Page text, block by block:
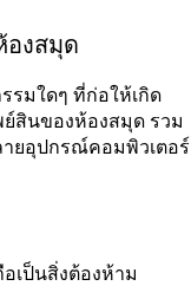
องสมุด
รมใดๆ ที่ก่อให้เกิด
สินของห้องสมุด รวม
ยอุปกรณ์คอมพิวเตอร์
เป็นสิ่งต้องห้าม